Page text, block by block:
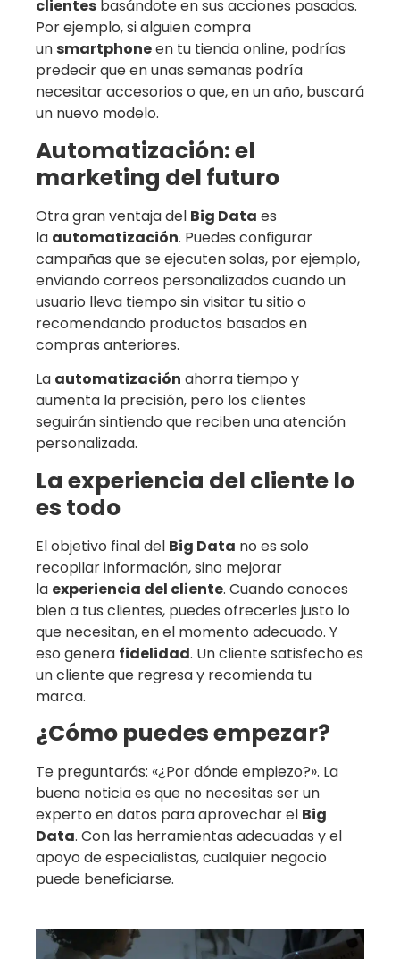
clientes basándote en sus acciones pasadas.
Por ejemplo, si alguien compra
unsmartphoneen tu tienda online, podrías
predecir que en unas semanas podría
necesitar accesorios o que, en un año, buscará
un nuevo modelo.
Automatización: el
marketing del futuro
Otra gran ventaja del Big Data es
la automatización. Puedes configurar
campañas que se ejecuten solas, por ejemplo,
enviando correos personalizados cuando un
usuario lleva tiempo sin visitar tu sitio o
recomendando productos basados en
compras anteriores.
La automatización ahorra tiempo y
aumenta la precisión, pero los clientes
seguirán sintiendo que reciben una atención
personalizada.
La experiencia del cliente lo
es todo
El objetivo final del Big Data no es solo
recopilar información, sino mejorar
la experiencia del cliente. Cuando conoces
bien a tus clientes, puedes ofrecerles justo lo
que necesitan, en el momento adecuado. Y
eso genera fidelidad. Un cliente satisfecho es
un cliente que regresa y recomienda tu
marca.
¿Cómo puedes empezar?
Te preguntarás: «¿Por dónde empiezo?». La
buena noticia es que no necesitas ser un
experto en datos para aprovechar el Big
Data. Con las herramientas adecuadas y el
apoyo de especialistas, cualquier negocio
puede beneficiarse.